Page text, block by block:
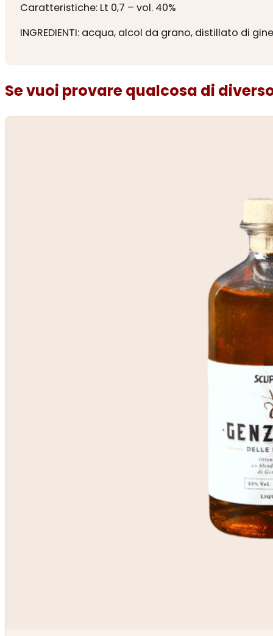
Caratteristiche: Lt 0,7 – vol. 40%
INGREDIENTI: acqua, alcol da grano, distillato di
Se vuoi provare qualcosa di